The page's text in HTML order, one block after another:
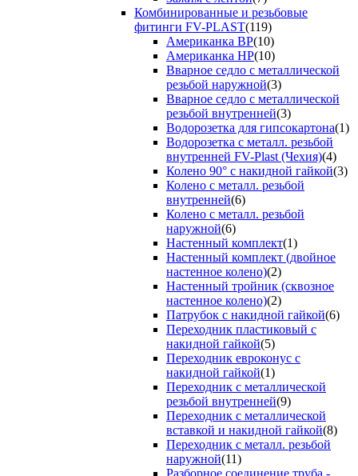
Комбинированные и резьбовые
фитинги FV-PLAST(119)
Американка ВР(10)
Американка НР(10)
Вварное седло с металлической
резьбой наружной(3)
Вварное седло с металлической
резьбой внутренней(3)
Водорозетка для гипсокартона(1)
Водорозетка с металл. резьбой
внутренней FV-Plast (Чехия)(4)
Колено 90° с накидной гайкой(3)
Колено с металл. резьбой
внутренней(6)
Колено с металл. резьбой
наружной(6)
Настенный комплект(1)
Настенный комплект (двойное
настенное колено)(2)
Настенный тройник (сквозное
настенное колено)(2)
Патрубок с накидной гайкой(6)
Переходник пластиковый с
накидной гайкой(5)
Переходник евроконус с
накидной гайкой(1)
Переходник с металлической
резьбой внутренней(9)
Переходник с металлической
вставкой и накидной гайкой(8)
Переходник с металл. резьбой
наружной(11)
Разборное соединение труба -